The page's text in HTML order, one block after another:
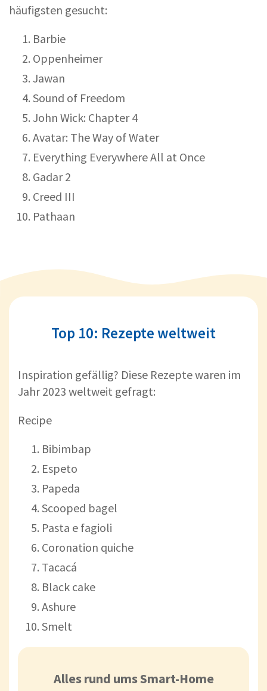
häufigsten gesucht:
Barbie
Oppenheimer
Jawan
Sound of Freedom
John Wick: Chapter 4
Avatar: The Way of Water
Everything Everywhere All at Once
Gadar 2
Creed III
Pathaan
Top 10: Rezepte weltweit
Inspiration gefällig? Diese Rezepte waren im
Jahr 2023 weltweit gefragt:
Recipe
Bibimbap
Espeto
Papeda
Scooped bagel
Pasta e fagioli
Coronation quiche
Tacacá
Black cake
Ashure
Smelt
Alles rund ums Smart-Home